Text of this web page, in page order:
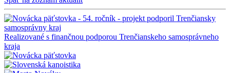
Realizované s finančnou podporou Trenčianskeho samosprávneho
kraja